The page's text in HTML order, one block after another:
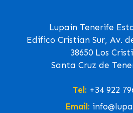
Lupain Tenerife
Edifico Cristian Sur, Av.
38650 Los
Santa Cruz de
Tel: +34 922
Email: